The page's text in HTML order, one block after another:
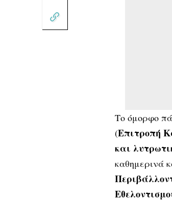
Το όμορφο
(Επιτροπή
και
καθημερινά